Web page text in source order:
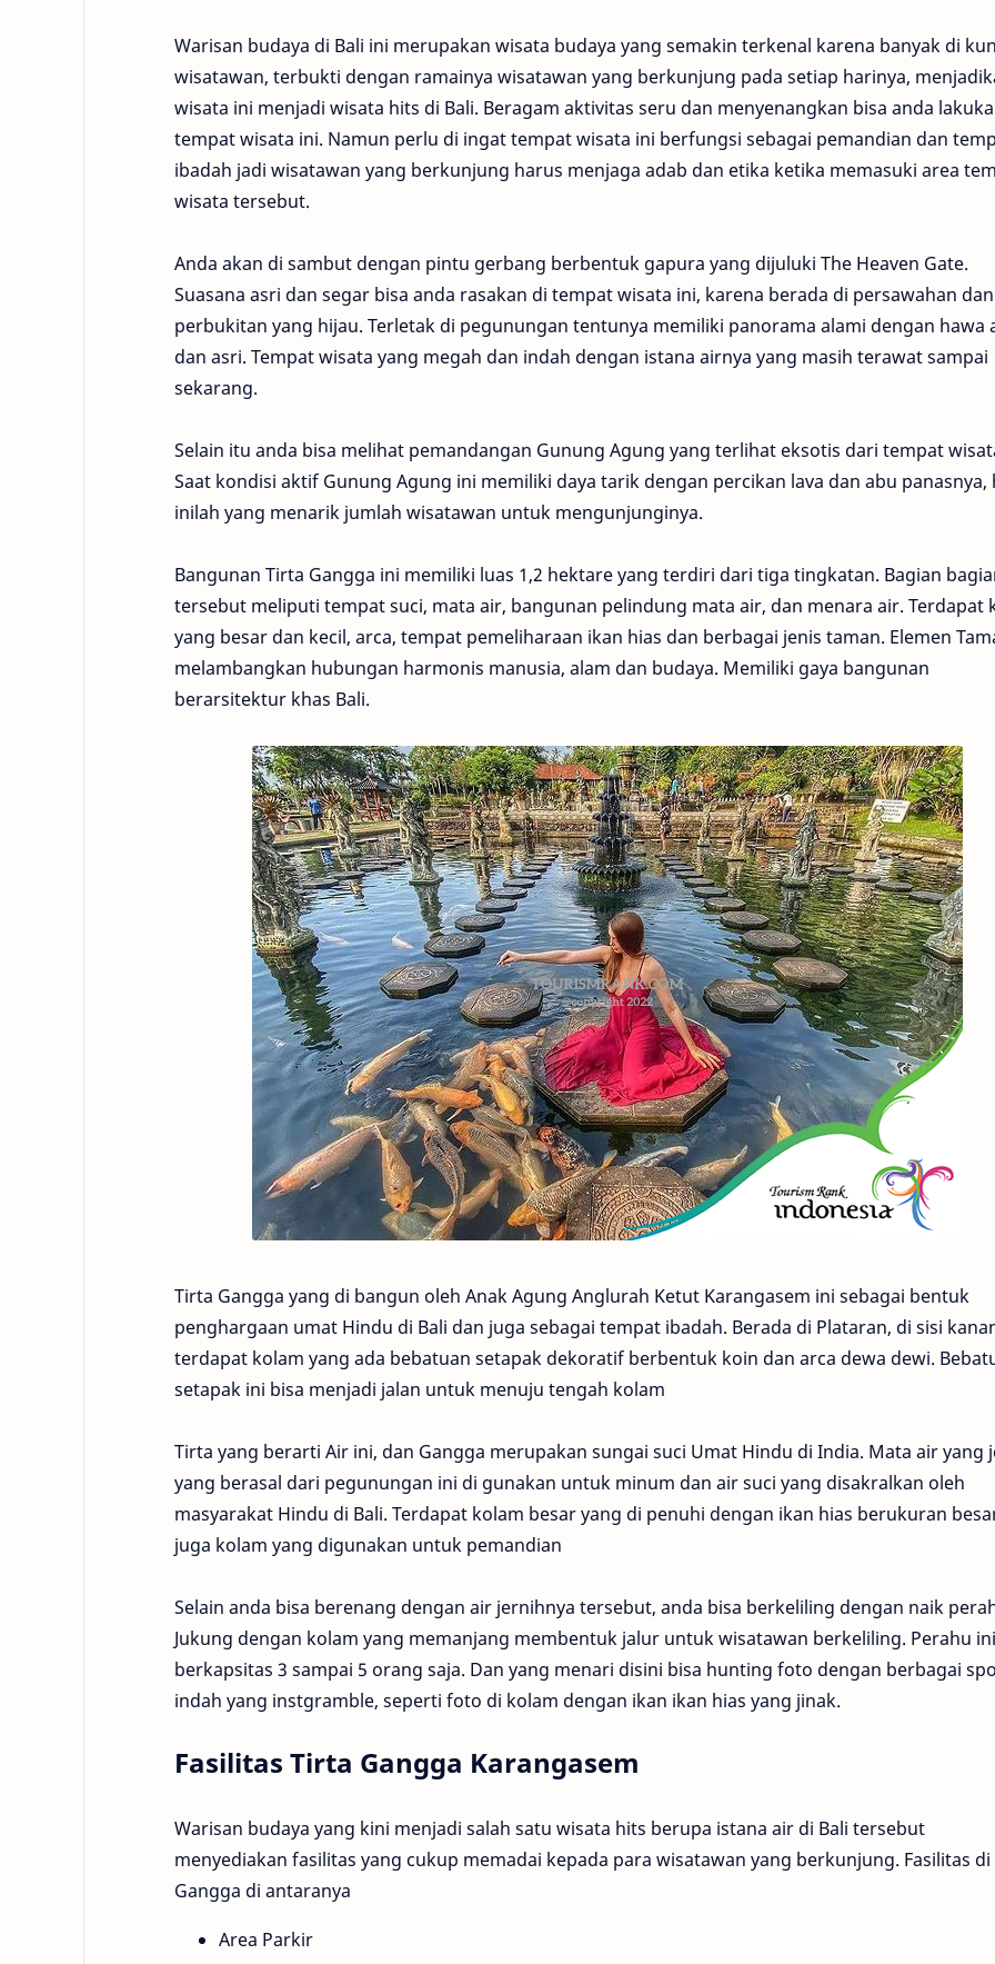
Warisan budaya di Bali ini merupakan wisata budaya yang semakin terkenal karena banyak di
wisatawan, terbukti dengan ramainya wisatawan yang berkunjung pada setiap harinya,
wisata ini menjadi wisata hits di Bali. Beragam aktivitas seru dan menyenangkan bisa anda
tempat wisata ini. Namun perlu di ingat tempat wisata ini berfungsi sebagai pemandian dan
ibadah jadi wisatawan yang berkunjung harus menjaga adab dan etika ketika memasuki area
wisata tersebut.
Anda akan di sambut dengan pintu gerbang berbentuk gapura yang dijuluki The Heaven Gate.
Suasana asri dan segar bisa anda rasakan di tempat wisata ini, karena berada di persawahan dan
perbukitan yang hijau. Terletak di pegunungan tentunya memiliki panorama alami dengan hawa
dan asri. Tempat wisata yang megah dan indah dengan istana airnya yang masih terawat sampai
sekarang.
Selain itu anda bisa melihat pemandangan Gunung Agung yang terlihat eksotis dari tempat
Saat kondisi aktif Gunung Agung ini memiliki daya tarik dengan percikan lava dan abu panasnya,
inilah yang menarik jumlah wisatawan untuk mengunjunginya.
Bangunan Tirta Gangga ini memiliki luas 1,2 hektare yang terdiri dari tiga tingkatan. Bagian
tersebut meliputi tempat suci, mata air, bangunan pelindung mata air, dan menara air. Terdapat
yang besar dan kecil, arca, tempat pemeliharaan ikan hias dan berbagai jenis taman. Elemen
melambangkan hubungan harmonis manusia, alam dan budaya. Memiliki gaya bangunan
berarsitektur khas Bali.
Tirta Gangga yang di bangun oleh Anak Agung Anglurah Ketut Karangasem ini sebagai bentuk
penghargaan umat Hindu di Bali dan juga sebagai tempat ibadah. Berada di Plataran, di sisi
terdapat kolam yang ada bebatuan setapak dekoratif berbentuk koin dan arca dewa dewi.
setapak ini bisa menjadi jalan untuk menuju tengah kolam
Tirta yang berarti Air ini, dan Gangga merupakan sungai suci Umat Hindu di India. Mata air yang
yang berasal dari pegunungan ini di gunakan untuk minum dan air suci yang disakralkan oleh
masyarakat Hindu di Bali. Terdapat kolam besar yang di penuhi dengan ikan hias berukuran
juga kolam yang digunakan untuk pemandian
Selain anda bisa berenang dengan air jernihnya tersebut, anda bisa berkeliling dengan naik
Jukung dengan kolam yang memanjang membentuk jalur untuk wisatawan berkeliling. Perahu ini
berkapsitas 3 sampai 5 orang saja. Dan yang menari disini bisa hunting foto dengan berbagai
indah yang instgramble, seperti foto di kolam dengan ikan ikan hias yang jinak.
Fasilitas Tirta Gangga Karangasem
Warisan budaya yang kini menjadi salah satu wisata hits berupa istana air di Bali tersebut
menyediakan fasilitas yang cukup memadai kepada para wisatawan yang berkunjung. Fasilitas
Gangga di antaranya
Area Parkir